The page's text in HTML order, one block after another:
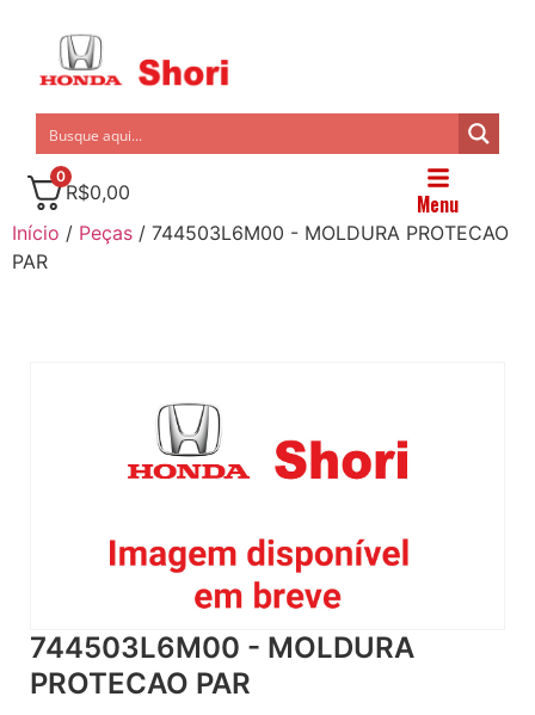
0
R$0,00 Menu
Início / Peças / 744503L6M00 - MOLDURA PROTECAO
PAR
744503L6M00 - MOLDURA
PROTECAO PAR